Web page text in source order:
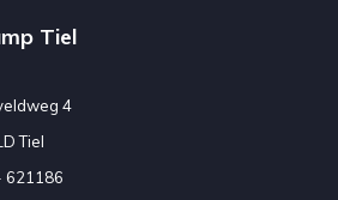
Tiel
4
Tiel
621186